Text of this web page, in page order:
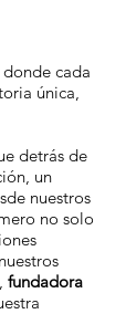
donde cada
única,
detrás de
un
nuestros
no solo
fundadora